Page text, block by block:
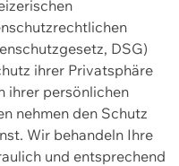
DSG)
ihrer Privatsphäre
ihrer persönlichen
nehmen den Schutz
Wir behandeln Ihre
und entsprechend